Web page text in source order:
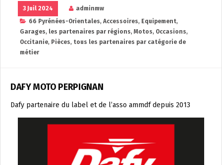
3 Juil 2024
adminmw
66 Pyrénées-Orientales, Accessoires, Equipement,
Garages, les partenaires par régions, Motos, Occasions,
Occitanie, Pièces, tous les partenaires par catégorie de
métier
DAFY MOTO PERPIGNAN
Dafy partenaire du label et de l’asso ammdf depuis 2013